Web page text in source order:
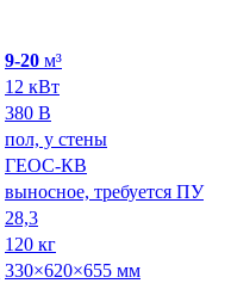
9-20 м³
12 кВт
380 В
пол, у стены
ГЕОС-КВ
выносное, требуется ПУ
28,3
120 кг
330×620×655 мм